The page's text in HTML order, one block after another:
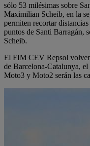
sólo 53 milésimas sobre
Maximilian Scheib, en la
permiten recortar
puntos de Santi Barragán,
Scheib.
El FIM CEV Repsol
de Barcelona-Catalunya,
Moto3 y Moto2 serán las